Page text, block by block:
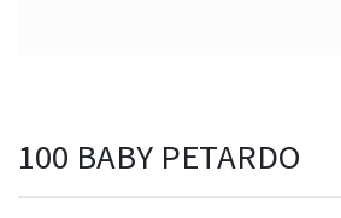
100 BABY PETARDO